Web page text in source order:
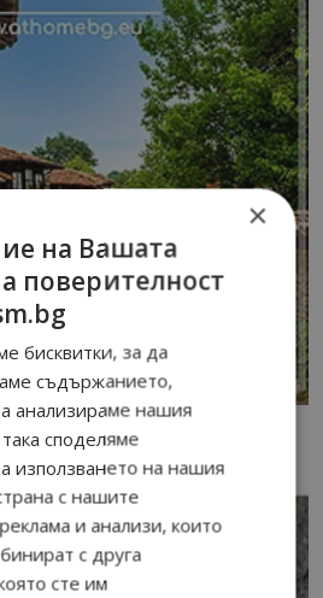
×
на Вашата
поверителност
бисквитки, за да
съдържанието,
анализираме нашия
споделяме
използването на нашия
с нашите
и анализи, които
с друга
сте им